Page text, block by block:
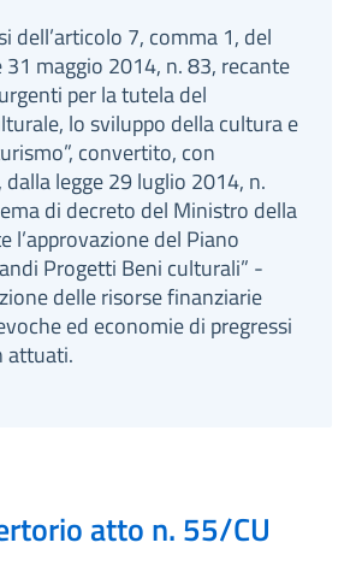
dell’articolo 7, comma 1, del
maggio 2014, n. 83, recante
per la tutela del
lo sviluppo della cultura e
convertito, con
legge 29 luglio 2014, n.
di decreto del Ministro della
l’approvazione del Piano
Progetti Beni culturali” -
delle risorse finanziarie
ed economie di pregressi
attuati.
atto n. 55/CU